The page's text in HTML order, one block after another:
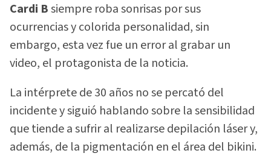
Cardi Bsiempre roba sonrisas por sus
ocurrencias y colorida personalidad, sin
embargo, esta vez fue un error al grabar un
video, el protagonista de la noticia.
La intérprete de 30 años no se percató del
incidente y siguió hablando sobre la sensibilidad
que tiende a sufrir al realizarse depilación láser y,
además, de la pigmentación en el área del bikini.